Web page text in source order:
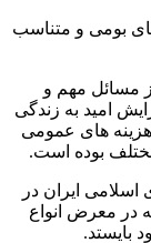
بومی و متناسب
مسائل مهم و
امید به زندگی
های عمومی
بوده است.
ایران در
در معرض انواع
بایستد.